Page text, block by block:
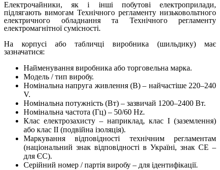
Електрочайники, як і інші побутові електроприлади,
підлягають вимогам Технічного регламенту низьковольтного
електричного обладнання та Технічного регламенту
електромагнітної сумісності.
На корпусі або табличці виробника (шильдику) має
зазначатися:
Найменування виробника або торговельна марка.
Модель / тип виробу.
Номінальна напруга живлення (В) – найчастіше 220–240
V.
Номінальна потужність (Вт) – зазвичай 1200–2400 Вт.
Номінальна частота (Гц) – 50/60 Hz.
Клас електрозахисту – наприклад, клас I (заземлення)
або клас II (подвійна ізоляція).
Маркування відповідності технічним регламентам
(національний знак відповідності в Україні, знак CE –
для ЄС).
Серійний номер / партія виробу – для ідентифікації.